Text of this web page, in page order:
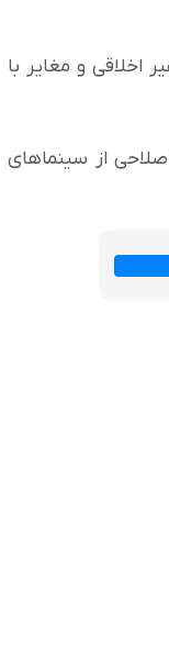
و مغایر با
از سینما‌های